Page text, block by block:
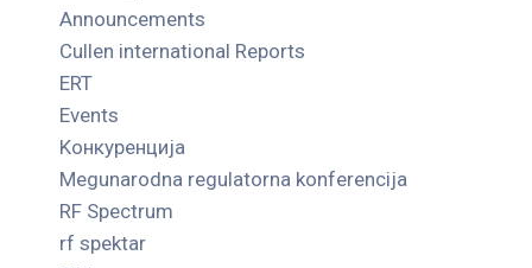
Announcements
Cullen international Reports
ERT
Events
Kонкуренција
Megunarodna regulatorna konferencija
RF Spectrum
rf spektar